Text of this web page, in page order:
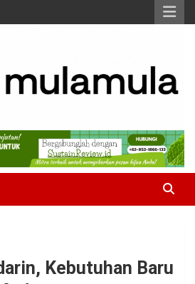
Kebutuhan Baru